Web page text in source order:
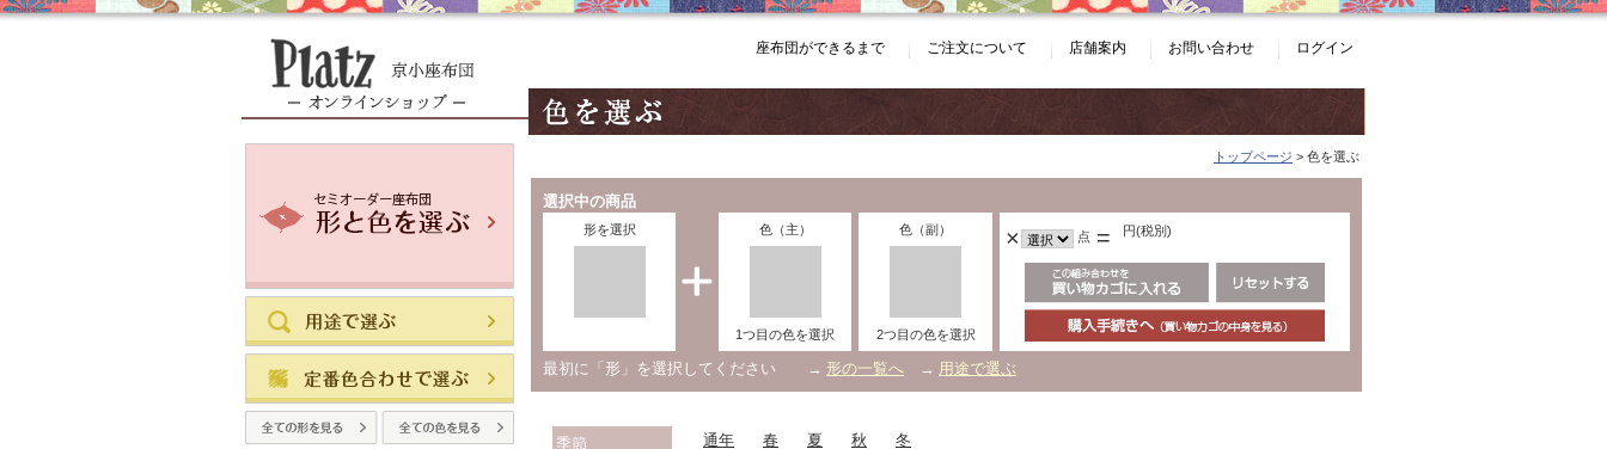
ログイン
お問い合わせ
店舗案内
ご注文について
座布団ができるまで
トップページ > 色を選ぶ
選択中の商品
形を選択 色（主）
1つ目の色を選択
色（副）
2つ目の色を選択
× 点 = 円(税別)
最初に「形」を選択してください → 形の一覧へ → 用途で選ぶ
季節 通年 春 夏 秋 冬